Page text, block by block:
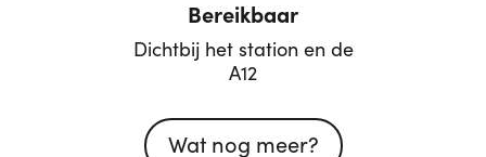
Bereikbaar
Dichtbij het station en de
A12
Wat nog meer?